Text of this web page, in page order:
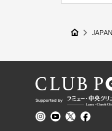
JAPAN